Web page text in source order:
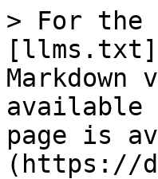
> For the
available
page is
(https://